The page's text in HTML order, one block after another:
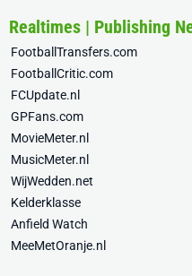
Realtimes | Publishing
FootballTransfers.com
FootballCritic.com
FCUpdate.nl
GPFans.com
MovieMeter.nl
MusicMeter.nl
WijWedden.net
Kelderklasse
Anfield Watch
MeeMetOranje.nl